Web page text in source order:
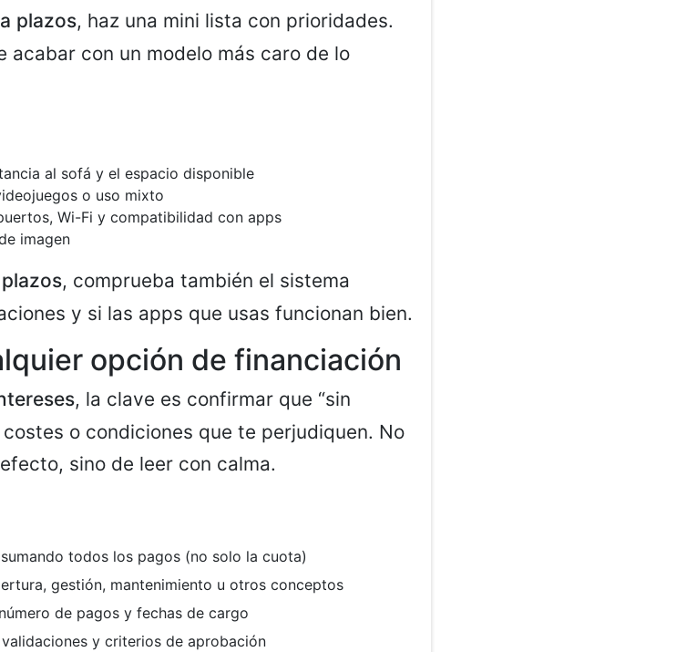
plazos, haz una mini lista con prioridades.
acabar con un modelo más caro de lo
al sofá y el espacio disponible
o uso mixto
Wi-Fi y compatibilidad con apps
imagen
, comprueba también el sistema
y si las apps que usas funcionan bien.
opción de financiación
, la clave es confirmar que “sin
o condiciones que te perjudiquen. No
sino de leer con calma.
todos los pagos (no solo la cuota)
gestión, mantenimiento u otros conceptos
de pagos y fechas de cargo
y criterios de aprobación